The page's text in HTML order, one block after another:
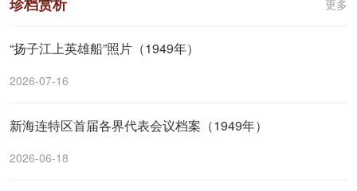
更多
“扬子江上英雄船”照片（1949年）
2026-07-16
新海连特区首届各界代表会议档案（1949年）
2026-06-18